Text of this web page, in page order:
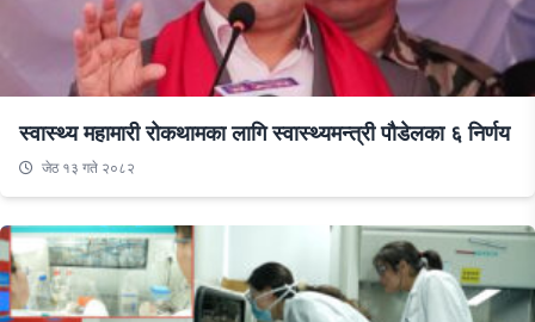
स्वास्थ्य महामारी रोकथामका लागि स्वास्थ्यमन्त्री पौडेलका ६ निर्णय
जेठ १३ गते २०८२